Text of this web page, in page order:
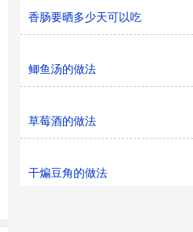
香肠要晒多少天可以吃
鲫鱼汤的做法
草莓酒的做法
干煸豆角的做法